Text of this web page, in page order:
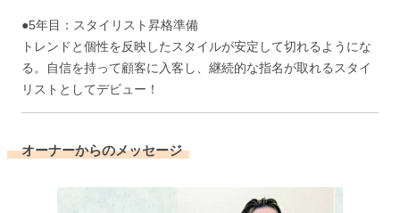
●5年目：スタイリスト昇格準備
トレンドと個性を反映したスタイルが安定して切れるようにな
る。自信を持って顧客に入客し、継続的な指名が取れるスタイ
リストとしてデビュー！
オーナーからのメッセージ